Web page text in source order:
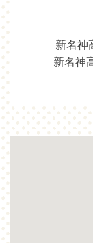
新名神
新名神